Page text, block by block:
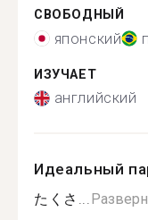
СВОБОДНЫЙ
японский
ИЗУЧАЕТ
английский
Идеальный
たくさ...